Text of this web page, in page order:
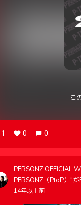
こ
1 0 0
PERSONZ OFFICIAL
PERSONZ（PtoP）"
14年以上前